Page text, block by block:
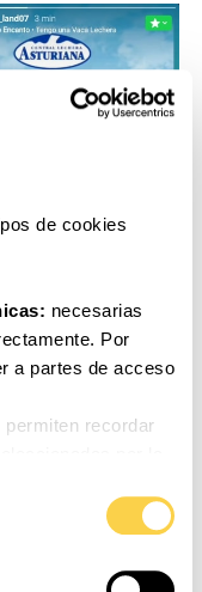
de cookies
necesarias
Por
a partes de acceso
permiten recordar
actividad, usos y
o nuevos